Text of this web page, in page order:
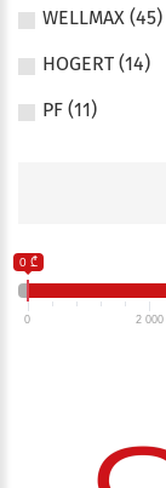
WELLMAX (45)
HOGERT (14)
PF (11)
0 ₾
0 2 000